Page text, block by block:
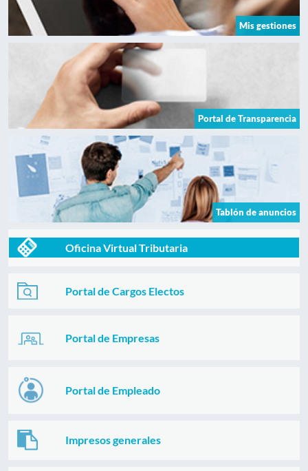
Mis gestiones
Portal de Transparencia
Tablón de anuncios
Oficina Virtual Tributaria
Portal de Cargos Electos
Portal de Empresas
Portal de Empleado
Impresos generales